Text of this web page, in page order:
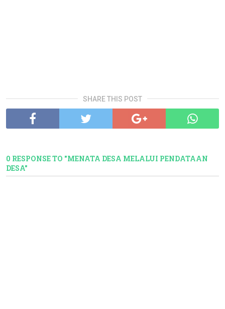
SHARE THIS POST
0 RESPONSE TO "MENATA DESA MELALUI PENDATAAN
DESA"